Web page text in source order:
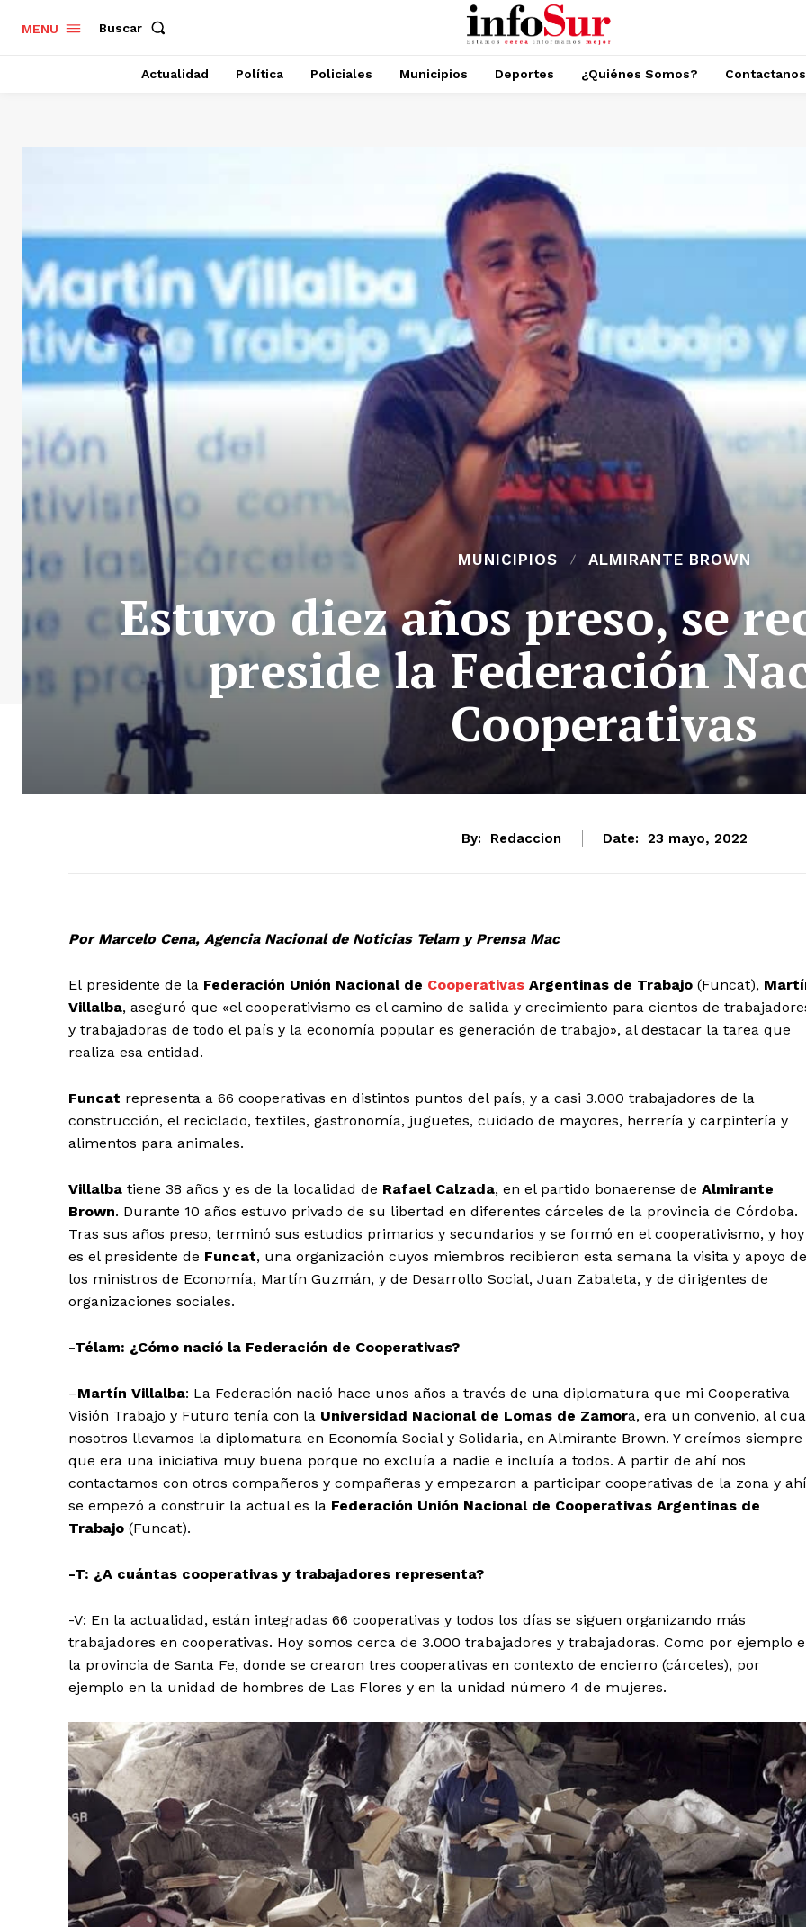
MENU Buscar
Actualidad Política Policiales Municipios Deportes ¿Quiénes Somos? Contactanos
MUNICIPIOS ALMIRANTE BROWN
Estuvo diez años preso, se
preside la Federación
Cooperativas
By: Redaccion Date: 23 mayo, 2022
Por Marcelo Cena, Agencia Nacional de Noticias Telam y Prensa Mac
El presidente de la Federación Unión Nacional de Cooperativas Argentinas de Trabajo (Funcat),
Villalba, aseguró que «el cooperativismo es el camino de salida y crecimiento para cientos de
y trabajadoras de todo el país y la economía popular es generación de trabajo», al destacar la tarea que
realiza esa entidad.
Funcat representa a 66 cooperativas en distintos puntos del país, y a casi 3.000 trabajadores de la
construcción, el reciclado, textiles, gastronomía, juguetes, cuidado de mayores, herrería y carpintería y
alimentos para animales.
Villalba tiene 38 años y es de la localidad de Rafael Calzada, en el partido bonaerense de Almirante
Brown. Durante 10 años estuvo privado de su libertad en diferentes cárceles de la provincia de Córdoba.
Tras sus años preso, terminó sus estudios primarios y secundarios y se formó en el cooperativismo, y hoy
es el presidente de Funcat, una organización cuyos miembros recibieron esta semana la visita y apoyo de
los ministros de Economía, Martín Guzmán, y de Desarrollo Social, Juan Zabaleta, y de dirigentes de
organizaciones sociales.
-Télam: ¿Cómo nació la Federación de Cooperativas?
–Martín Villalba: La Federación nació hace unos años a través de una diplomatura que mi Cooperativa
Visión Trabajo y Futuro tenía con la Universidad Nacional de Lomas de Zamora, era un convenio, al
nosotros llevamos la diplomatura en Economía Social y Solidaria, en Almirante Brown. Y creímos siempre
que era una iniciativa muy buena porque no excluía a nadie e incluía a todos. A partir de ahí nos
contactamos con otros compañeros y compañeras y empezaron a participar cooperativas de la zona y ahí
se empezó a construir la actual es la Federación Unión Nacional de Cooperativas Argentinas de
Trabajo (Funcat).
-T: ¿A cuántas cooperativas y trabajadores representa?
-V: En la actualidad, están integradas 66 cooperativas y todos los días se siguen organizando más
trabajadores en cooperativas. Hoy somos cerca de 3.000 trabajadores y trabajadoras. Como por ejemplo
la provincia de Santa Fe, donde se crearon tres cooperativas en contexto de encierro (cárceles), por
ejemplo en la unidad de hombres de Las Flores y en la unidad número 4 de mujeres.